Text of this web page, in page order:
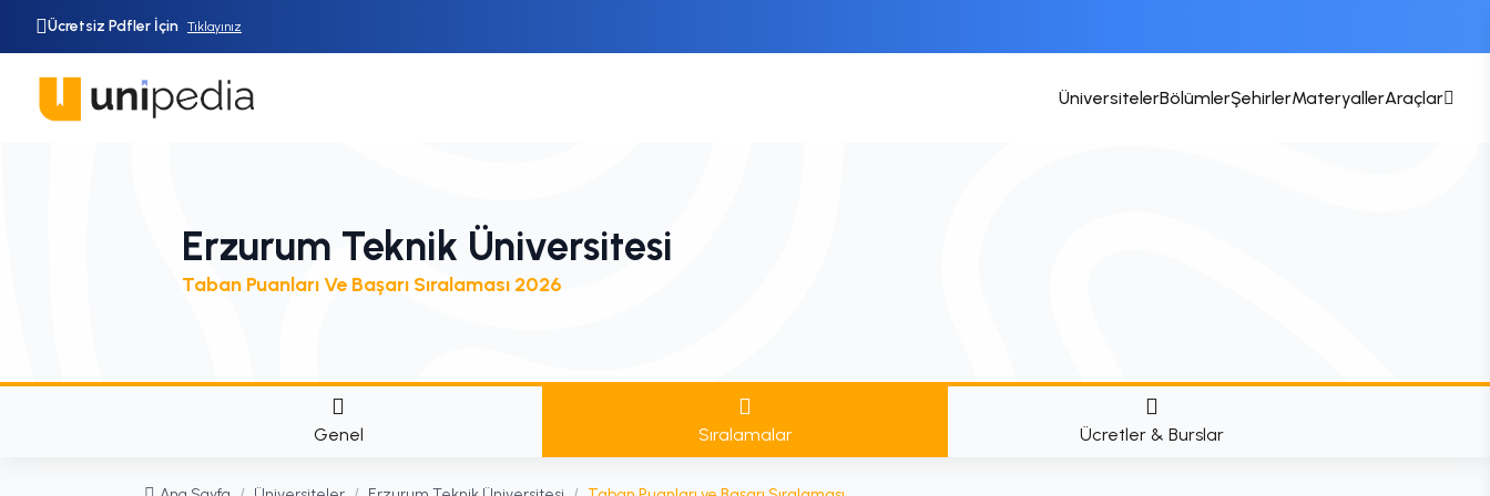
Ücretsiz Pdfler İçin Tıklayınız
ÜniversitelerBölümlerŞehirlerMateryallerAraçlar
Erzurum Teknik Üniversitesi
Taban Puanları Ve Başarı Sıralaması 2026
Genel Sıralamalar Ücretler & Burslar